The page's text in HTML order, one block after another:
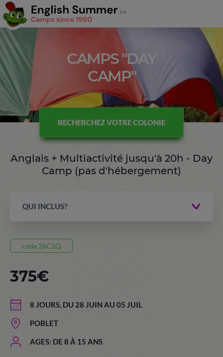
CAMPS "DAY
CAMP"
RECHERCHEZ VOTRE COLONIE
Anglais + Multiactivité jusqu'à 20h - Day
Camp (pas d'hébergement)
QUI INCLUS?
code 26C2Q
8 JOURS, DU 28 JUIN AU 05 JUIL
POBLET
AGES: DE 8 À 15 ANS
375€